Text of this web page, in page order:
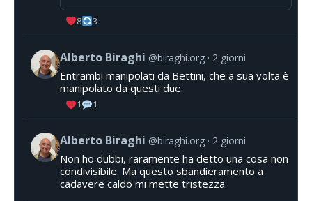
8 3
Alberto Biraghi @biraghi.org 2 giorni
Entrambi manipolati da Bettini, che a sua volta è
manipolato da questi due.
1 1
Alberto Biraghi @biraghi.org 2 giorni
Non ho dubbi, raramente ha detto una cosa non
condivisibile. Ma questo sbandieramento a
cadavere caldo mi mette tristezza.